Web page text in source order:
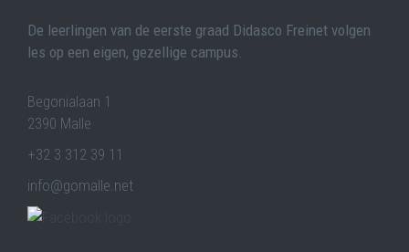
De leerlingen van de eerste graad Didasco Freinet volgen
les op een eigen, gezellige campus.
Begonialaan 1
2390 Malle
+32 3 312 39 11
info@gomalle.net